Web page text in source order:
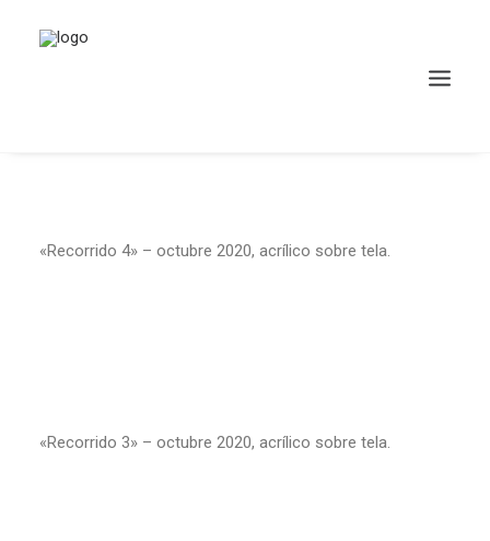
«Recorrido 4» – octubre 2020, acrílico sobre tela.
«Recorrido 3» – octubre 2020, acrílico sobre tela.